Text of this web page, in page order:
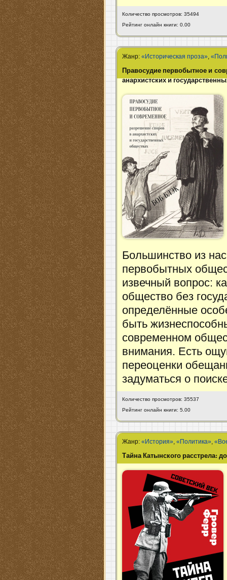
Количество просмотров: 35494
Рейтинг онлайн книги: 0.00
Жанр:«Историческая проза»,
Правосудие первобытное и
анархистских и
Большинство из
первобытных
извечный вопрос:
общество без
определённые
быть
современном
внимания. Есть
переоценки
задуматься о
Количество просмотров: 35537
Рейтинг онлайн книги: 5.00
Жанр:«История»,«Политика»,
Тайна Катынского расстрела: